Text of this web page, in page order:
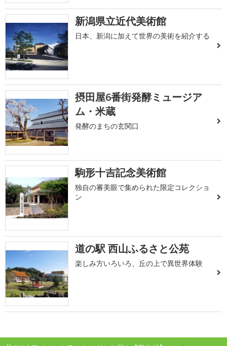
新潟県立近代美術館
日本、新潟に加えて世界の美術を紹介する
摂田屋6番街発酵ミュージア
ム・米蔵
発酵のまちの玄関口
駒形十吉記念美術館
独自の審美眼で集められた限定コレクショ
ン
道の駅 西山ふるさと公苑
楽しみ方いろいろ、丘の上で異世界体験